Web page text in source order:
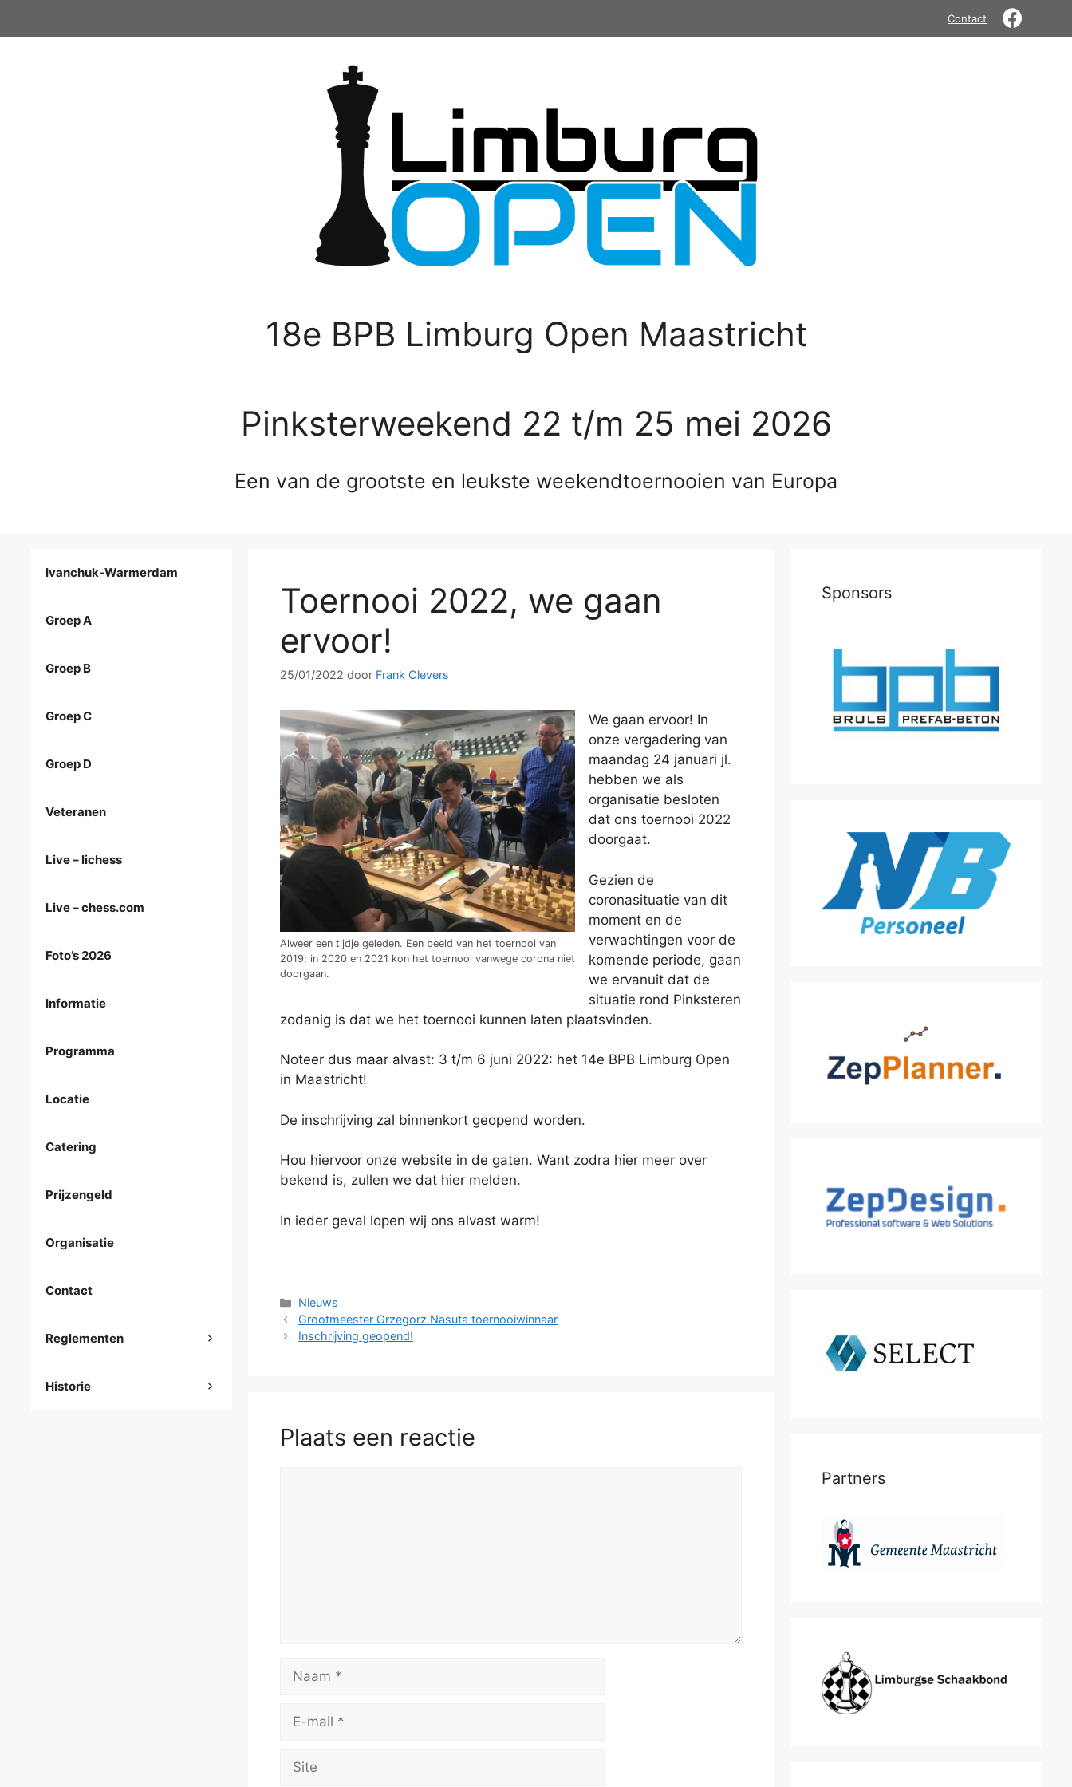
Contact
18e BPB Limburg Open Maastricht
Pinksterweekend 22 t/m 25 mei 2026
Een van de grootste en leukste weekendtoernooien van Europa
Toernooi 2022, we gaan
ervoor!
25/01/2022 door Frank Clevers
Alweer een tijdje geleden. Een beeld van het toernooi van
2019; in 2020 en 2021 kon het toernooi vanwege corona niet
doorgaan.
We gaan ervoor! In
onze vergadering van
maandag 24 januari jl.
hebben we als
organisatie besloten
dat ons toernooi 2022
doorgaat.
Gezien de
coronasituatie van dit
moment en de
verwachtingen voor de
komende periode, gaan
we ervanuit dat de
situatie rond Pinksteren
zodanig is dat we het toernooi kunnen laten plaatsvinden.
Noteer dus maar alvast: 3 t/m 6 juni 2022: het 14e BPB Limburg Open
in Maastricht!
De inschrijving zal binnenkort geopend worden.
Hou hiervoor onze website in de gaten. Want zodra hier meer over
bekend is, zullen we dat hier melden.
In ieder geval lopen wij ons alvast warm!
Categorieën
Nieuws
Grootmeester Grzegorz Nasuta toernooiwinnaar
Inschrijving geopend!
Plaats een reactie
Naam
Site
Ivanchuk-Warmerdam
Groep A
Groep B
Groep C
Groep D
Veteranen
Live – lichess
Live – chess.com
Foto’s 2026
Informatie
Programma
Locatie
Catering
Prijzengeld
Organisatie
Contact
Reglementen
Historie
Sponsors
Partners